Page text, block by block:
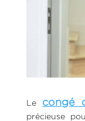
Le congé
précieuse